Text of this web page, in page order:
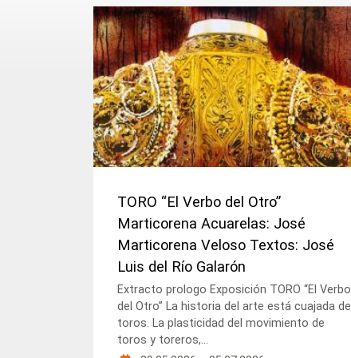
TORO “El Verbo del Otro”
Marticorena Acuarelas: José
Marticorena Veloso Textos: José
Luis del Río Galarón
Extracto prologo Exposición TORO “El Verbo
del Otro” La historia del arte está cuajada de
toros. La plasticidad del movimiento de
toros y toreros,...